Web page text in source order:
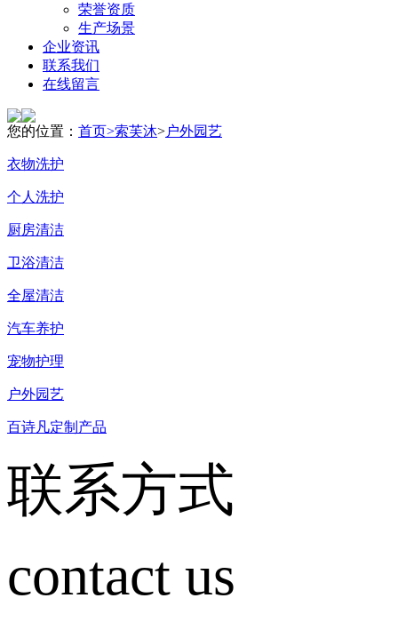
荣誉资质
生产场景
企业资讯
联系我们
在线留言
您的位置： 首页>索芙沐>户外园艺
衣物洗护
个人洗护
厨房清洁
卫浴清洁
全屋清洁
汽车养护
宠物护理
户外园艺
百诗凡定制产品
联系方式
contact us